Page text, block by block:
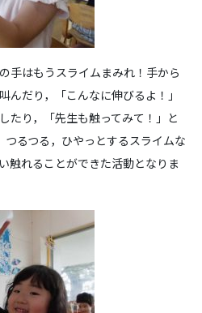
手はもうスライムまみれ！手から
んだり，「こんなに伸びるよ！」
たり，「先生も触ってみて！」と
るつる，ひやっとするスライムな
触れることができた活動となりま